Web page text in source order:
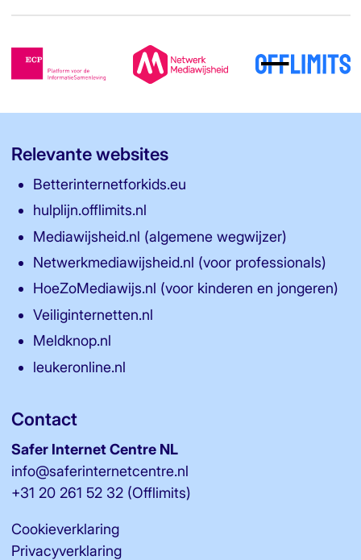
Relevante websites
Betterinternetforkids.eu
hulplijn.offlimits.nl
Mediawijsheid.nl (algemene wegwijzer)
Netwerkmediawijsheid.nl (voor professionals)
HoeZoMediawijs.nl (voor kinderen en jongeren)
Veiliginternetten.nl
Meldknop.nl
leukeronline.nl
Contact
Safer Internet Centre NL
info@saferinternetcentre.nl
+31 20 261 52 32(Offlimits)
Cookieverklaring
Privacyverklaring